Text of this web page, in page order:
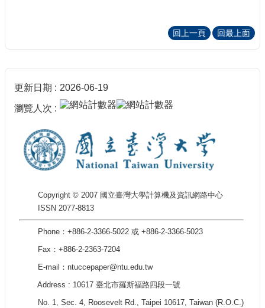
回上一頁 回最上面
更新日期 2026-06-19
瀏覽人次
Copyright © 2007 國立臺灣大學計算機及資訊網路中心
ISSN 2077-8813
Phone：+886-2-3366-5022 或 +886-2-3366-5023
Fax：+886-2-2363-7204
E-mail：ntuccepaper@ntu.edu.tw
Address : 10617 臺北市羅斯福路四段一號
No. 1, Sec. 4, Roosevelt Rd., Taipei 10617, Taiwan (R.O.C.)